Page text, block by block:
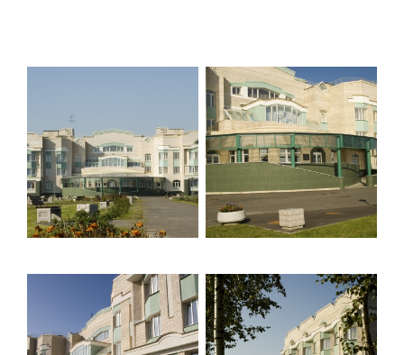
Торговый комплекс НОРД в Кингисеппе
Современный торговый комплекс в центре города
Кингисепп
Испытательный комплекс ПКТИ
Многофункцинальный испытательный комплекс